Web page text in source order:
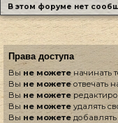
В этом форуме нет
Права доступа
Выне можете начинать
Вы не можетеотвечать
Вы не можете
Вы не можете удалять
Вы не можете